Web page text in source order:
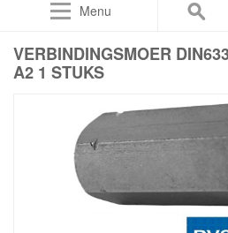
Menu
VERBINDINGSMOER
A2 1 STUKS